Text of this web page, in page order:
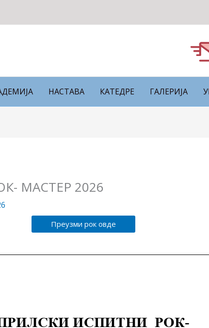
НАСТАВА КАТЕДРЕ ГАЛЕРИЈА
МАСТЕР 2026
Преузми рок овде